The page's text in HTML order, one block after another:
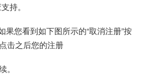
持。
果您看到如下图所示的“取消注册”按
击之后您的注册
。